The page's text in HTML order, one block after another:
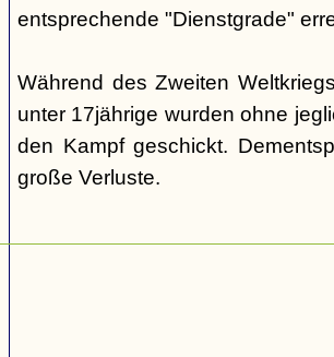
entsprechende "Dienstgrade"
Während des Zweiten
unter 17jährige wurden ohne
den Kampf geschickt.
große Verluste.